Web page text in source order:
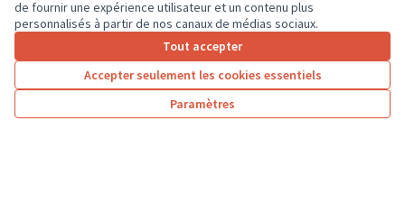
de fournir une expérience utilisateur et un contenu plus
personnalisés à partir de nos canaux de médias sociaux.
Tout accepter
Accepter seulement les cookies essentiels
Paramètres
Résultats par page : 100
1 2 3 4